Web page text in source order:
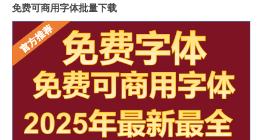
免费可商用字体批量下载